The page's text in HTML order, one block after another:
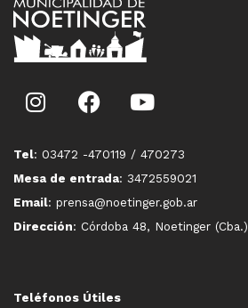
Tel: 03472 -470119 / 470273
Mesa de entrada: 3472559021
Email: prensa@noetinger.gob.ar
Dirección: Córdoba 48, Noetinger (Cba.)
Teléfonos Útiles